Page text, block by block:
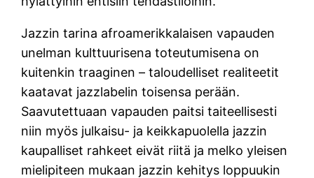
Jazzin tarina afroamerikkalaisen vapauden
unelman kulttuurisena toteutumisena on
kuitenkin traaginen – taloudelliset realiteetit
kaatavat jazzlabelin toisensa perään.
Saavutettuaan vapauden paitsi taiteellisesti
niin myös julkaisu- ja keikkapuolella jazzin
kaupalliset rahkeet eivät riitä ja melko yleisen
mielipiteen mukaan jazzin kehitys loppuukin